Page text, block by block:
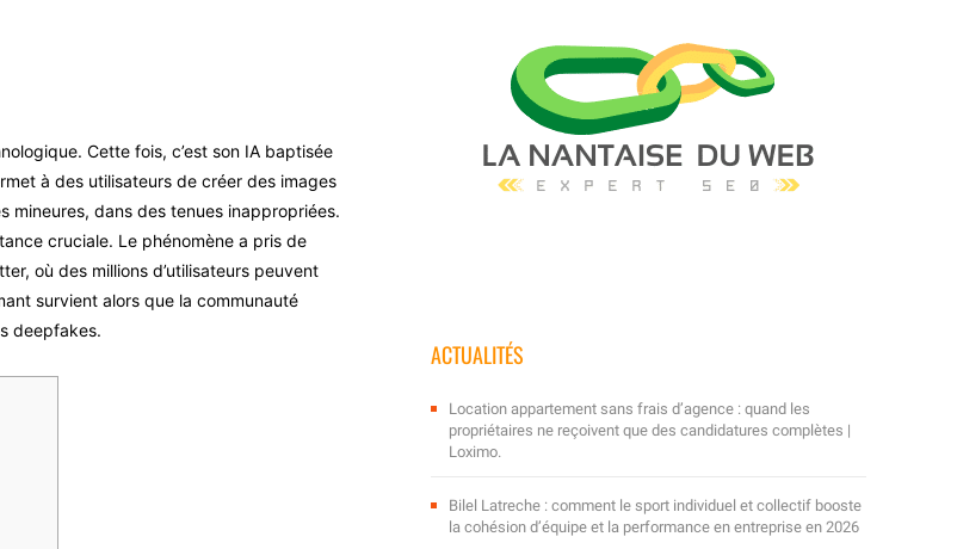
Cette fois, c’est son IA baptisée
à des utilisateurs de créer des images
mineures, dans des tenues inappropriées.
cruciale. Le phénomène a pris de
où des millions d’utilisateurs peuvent
survient alors que la communauté
deepfakes.
ACTUALITÉS
Location appartement sans frais d’agence : quand les
propriétaires ne reçoivent que des candidatures complètes |
Loximo.
Bilel Latreche : comment le sport individuel et collectif booste
la cohésion d’équipe et la performance en entreprise en 2026